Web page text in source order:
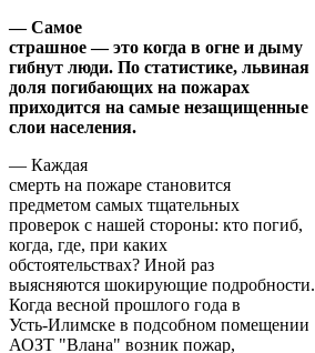
— Самое
страшное — это когда в огне и дыму
гибнут люди. По статистике, львиная
доля погибающих на пожарах
приходится на самые незащищенные
слои населения.
— Каждая
смерть на пожаре становится
предметом самых тщательных
проверок с нашей стороны: кто погиб,
когда, где, при каких
обстоятельствах? Иной раз
выясняются шокирующие подробности.
Когда весной прошлого года в
Усть-Илимске в подсобном помещении
АОЗТ "Влана" возник пожар,